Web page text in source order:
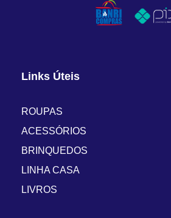
Links Úteis
ROUPAS
ACESSÓRIOS
BRINQUEDOS
LINHA CASA
LIVROS